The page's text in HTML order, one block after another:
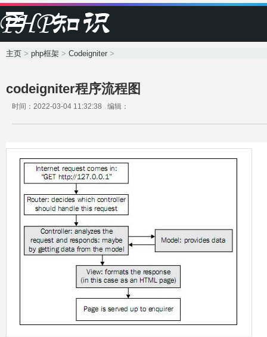
主页 > php框架 > Codeigniter >
codeigniter程序流程图
时间：2022-03-04 11:32:38 编辑：